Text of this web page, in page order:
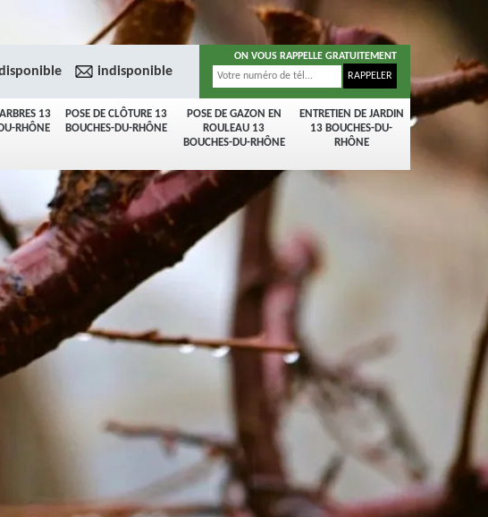
13
RHÔNE
POSE DE CLÔTURE 13
BOUCHES-DU-RHÔNE
POSE DE GAZON EN
ROULEAU 13
BOUCHES-DU-RHÔNE
ENTRETIEN DE JARDIN
13 BOUCHES-DU-
RHÔNE
indisponible
ON VOUS RAPPELLE GRATUITEMENT